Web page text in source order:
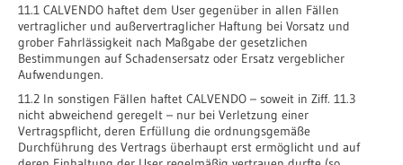
11.1 CALVENDO haftet dem User gegenüber in allen Fällen
vertraglicher und außervertraglicher Haftung bei Vorsatz und
grober Fahrlässigkeit nach Maßgabe der gesetzlichen
Bestimmungen auf Schadensersatz oder Ersatz vergeblicher
Aufwendungen.
11.2 In sonstigen Fällen haftet CALVENDO – soweit in Ziff. 11.3
nicht abweichend geregelt – nur bei Verletzung einer
Vertragspflicht, deren Erfüllung die ordnungsgemäße
Durchführung des Vertrags überhaupt erst ermöglicht und auf